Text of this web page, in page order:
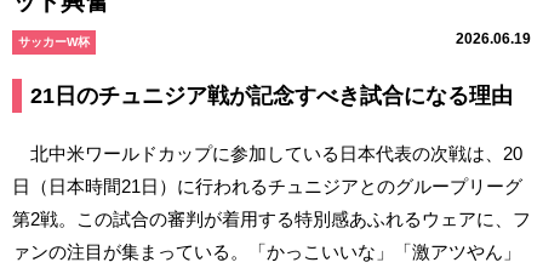
サッカーW杯 2026.06.19
21日のチュニジア戦が記念すべき試合になる理由
北中米ワールドカップに参加している日本代表の次戦は、20
日（日本時間21日）に行われるチュニジアとのグループリーグ
第2戦。この試合の審判が着用する特別感あふれるウェアに、フ
ァンの注目が集まっている。「かっこいいな」「激アツやん」